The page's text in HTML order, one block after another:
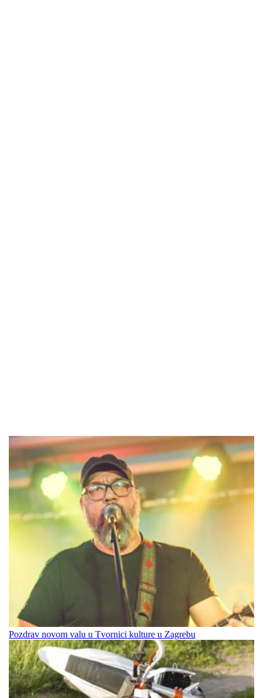
Pozdrav novom valu u Tvornici kulture u Zagrebu